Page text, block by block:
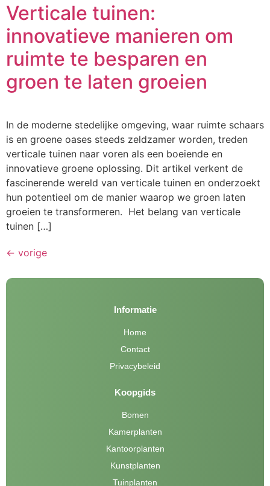
Verticale tuinen:
innovatieve manieren om
ruimte te besparen en
groen te laten groeien
In de moderne stedelijke omgeving, waar ruimte schaars
is en groene oases steeds zeldzamer worden, treden
verticale tuinen naar voren als een boeiende en
innovatieve groene oplossing. Dit artikel verkent de
fascinerende wereld van verticale tuinen en onderzoekt
hun potentieel om de manier waarop we groen laten
groeien te transformeren. Het belang van verticale
tuinen […]
← vorige
Informatie
Home
Contact
Privacybeleid
Koopgids
Bomen
Kamerplanten
Kantoorplanten
Kunstplanten
Tuinplanten